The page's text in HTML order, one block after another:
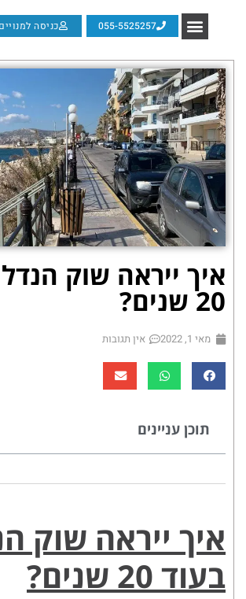
055-5525257 כניסה למנויים
איך ייראה שוק
20 שנים?
מאי 1, 2022 אין תגובות
תוכן עניינים
איך ייראה שוק
בעוד 20 שנים?